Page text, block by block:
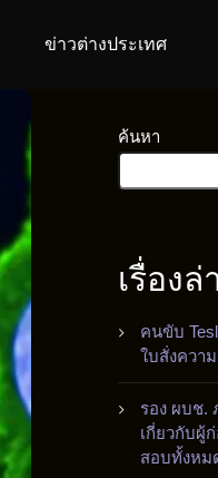
ข่าวต่างประเทศ
ค้นหา
เรื่องล่
คนขับ
ใบสั่งความ
รอง ผบช.
เกี่ยวกับผู้
สอบทั้งหม